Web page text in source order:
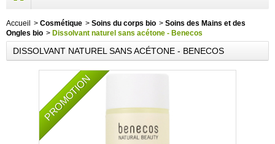
Accueil > Cosmétique > Soins du corps bio > Soins des Mains et des
Ongles bio > Dissolvant naturel sans acétone - Benecos
DISSOLVANT NATUREL SANS ACÉTONE - BENECOS
PROMOTION